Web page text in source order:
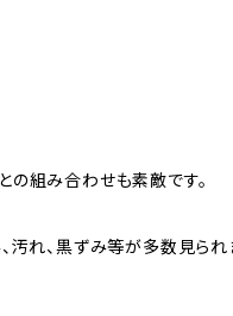
の組み合わせも素敵です。
汚れ、黒ずみ等が多数見られ